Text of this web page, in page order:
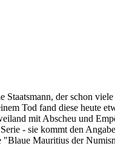
der schon
Tod fand diese heute
mit Abscheu und
- sie kommt den
"Blaue Mauritius der